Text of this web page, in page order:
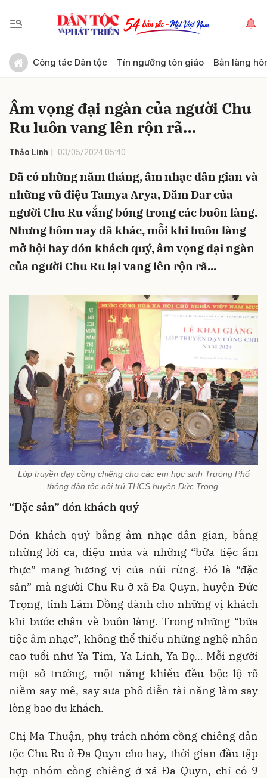
Công tác Dân tộc Tín ngưỡng tôn giáo Bản làng
Âm vọng đại ngàn của người Chu
Ru luôn vang lên rộn rã…
Thảo Linh 03/05/2024 05:40
Đã có những năm tháng, âm nhạc dân gian và
những vũ điệu Tamya Arya, Dăm Dar của
người Chu Ru vắng bóng trong các buôn làng.
Nhưng hôm nay đã khác, mỗi khi buôn làng
mở hội hay đón khách quý, âm vọng đại ngàn
của người Chu Ru lại vang lên rộn rã...
Lớp truyền dạy cồng chiêng cho các em học sinh Trường Phổ
thông dân tộc nội trú THCS huyện Đức Trọng.
“Đặc sản” đón khách quý
Đón khách quý bằng âm nhạc dân gian, bằng
những lời ca, điệu múa và những “bữa tiệc ẩm
thực” mang hương vị của núi rừng. Đó là “đặc
sản” mà người Chu Ru ở xã Đa Quyn, huyện Đức
Trọng, tỉnh Lâm Đồng dành cho những vị khách
khi bước chân về buôn làng. Trong những “bữa
tiệc âm nhạc”, không thể thiếu những nghệ nhân
cao tuổi như Ya Tim, Ya Linh, Ya Bọ… Mỗi người
một sở trường, một năng khiếu đều bộc lộ rõ
niềm say mê, say sưa phô diễn tài năng làm say
lòng bao du khách.
Chị Ma Thuận, phụ trách nhóm cồng chiêng dân
tộc Chu Ru ở Đa Quyn cho hay, thời gian đầu tập
hợp nhóm cồng chiêng ở xã Đa Quyn, chỉ có 9
Gửi bình luận
Hủy Gửi